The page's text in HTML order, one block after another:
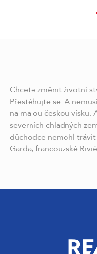
Chcete změnit životní
Přestěhujte se. A
na malou českou vísku.
severních chladných
důchodce nemohl
Garda, francouzské